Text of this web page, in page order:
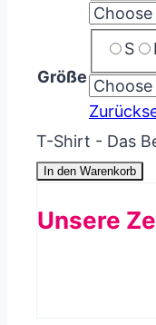
Größe
S
T-Shirt - Das
In den Warenkorb
Unsere